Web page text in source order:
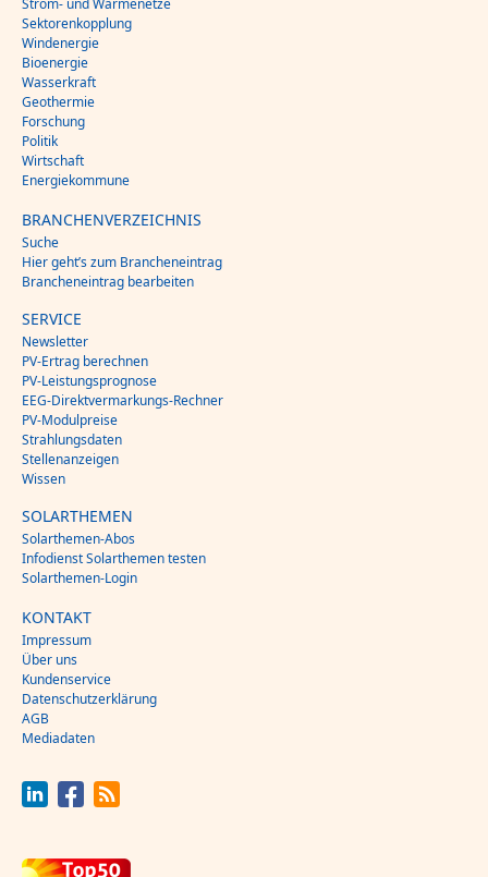
Strom- und Wärmenetze
Sektorenkopplung
Windenergie
Bioenergie
Wasserkraft
Geothermie
Forschung
Politik
Wirtschaft
Energiekommune
BRANCHENVERZEICHNIS
Suche
Hier geht’s zum Brancheneintrag
Brancheneintrag bearbeiten
SERVICE
Newsletter
PV-Ertrag berechnen
PV-Leistungsprognose
EEG-Direktvermarkungs-Rechner
PV-Modulpreise
Strahlungsdaten
Stellenanzeigen
Wissen
SOLARTHEMEN
Solarthemen-Abos
Infodienst Solarthemen testen
Solarthemen-Login
KONTAKT
Impressum
Über uns
Kundenservice
Datenschutzerklärung
AGB
Mediadaten